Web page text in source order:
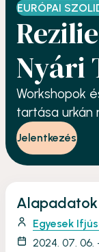
EURÓPAI
Nyári
Workshopok
tartása urkán
Jelentkezés
Alapadatok
Egyesek
2024. 07. 06.